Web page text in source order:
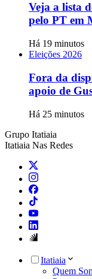
Veja a lista
pelo PT em
Há 19 minutos
Eleições 2026
Fora da
apoio de
Há 25 minutos
Grupo Itatiaia
Itatiaia Nas Redes
Itatiaia
Quem